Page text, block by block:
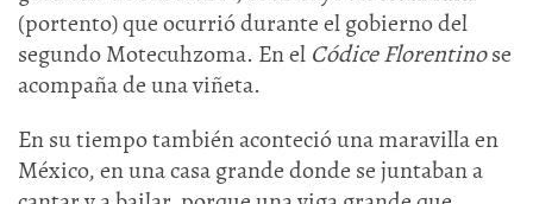
(portento) que ocurrió durante el gobierno del
segundo Motecuhzoma. En el Códice Florentinose
acompaña de una viñeta.
En su tiempo también aconteció una maravilla en
México, en una casa grande donde se juntaban a